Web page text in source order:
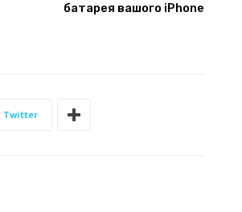
батарея вашого iPhone
Twitter